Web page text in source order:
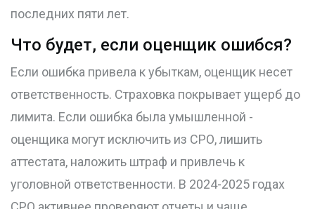
последних пяти лет.
Что будет, если оценщик ошибся?
Если ошибка привела к убыткам, оценщик несет
ответственность. Страховка покрывает ущерб до
лимита. Если ошибка была умышленной -
оценщика могут исключить из СРО, лишить
аттестата, наложить штраф и привлечь к
уголовной ответственности. В 2024-2025 годах